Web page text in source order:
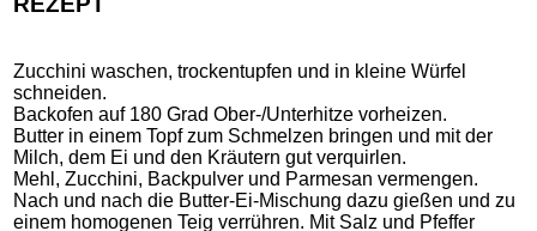
Zucchini waschen, trockentupfen und in kleine Würfel
schneiden.
Backofen auf 180 Grad Ober-/Unterhitze vorheizen.
Butter in einem Topf zum Schmelzen bringen und mit der
Milch, dem Ei und den Kräutern gut verquirlen.
Mehl, Zucchini, Backpulver und Parmesan vermengen.
Nach und nach die Butter-Ei-Mischung dazu gießen und zu
einem homogenen Teig verrühren. Mit Salz und Pfeffer